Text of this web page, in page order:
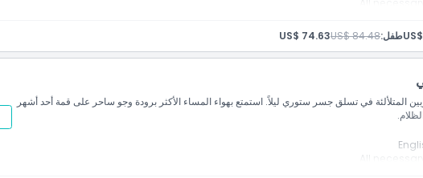
All
طفل:US$ 84.48
US$ 74.63
المتلألئة في تسلق جسر ستوري ليلاً. استمتع بهواء المساء الأكثر برودة وجو ساحر على قمة أحد أشهر
All